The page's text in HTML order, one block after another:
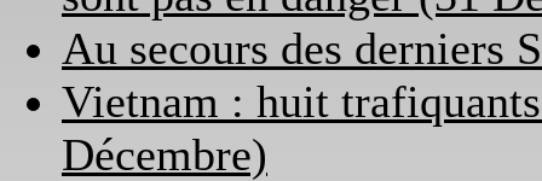
Au secours des derniers
Vietnam : huit
Décembre)